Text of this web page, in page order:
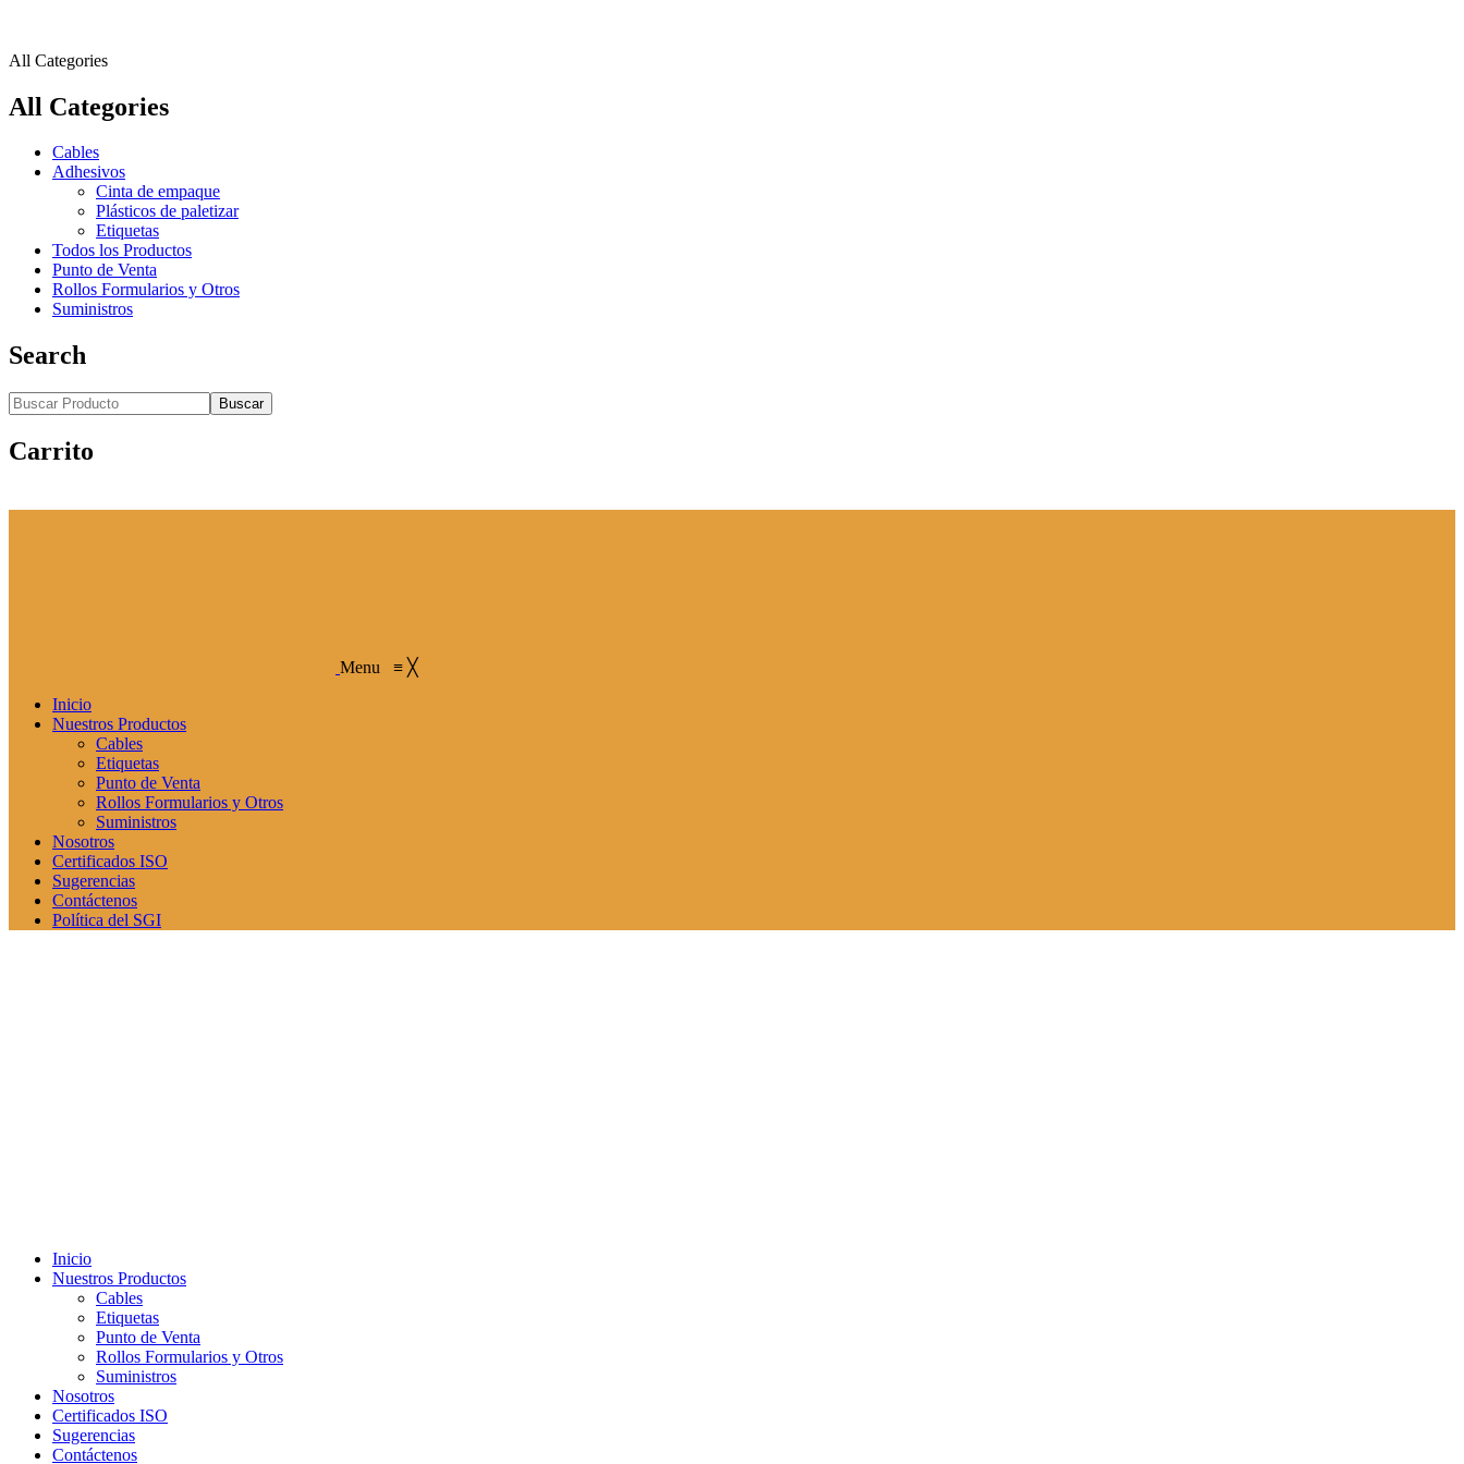
All Categories
All Categories
Cables
Adhesivos
Cinta de empaque
Plásticos de paletizar
Etiquetas
Todos los Productos
Punto de Venta
Rollos Formularios y Otros
Suministros
Search
Buscar
Carrito
Menu ≡ ╳
Inicio
Nuestros Productos
Cables
Etiquetas
Punto de Venta
Rollos Formularios y Otros
Suministros
Nosotros
Certificados ISO
Sugerencias
Contáctenos
Política del SGI
Inicio
Nuestros Productos
Cables
Etiquetas
Punto de Venta
Rollos Formularios y Otros
Suministros
Nosotros
Certificados ISO
Sugerencias
Contáctenos